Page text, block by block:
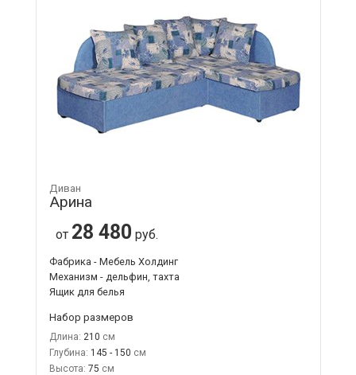
Диван
Арина
от 28 480 руб.
Фабрика - Мебель Холдинг
Механизм - дельфин, тахта
Ящик для белья
Набор размеров
Длина: 210
Глубина: 145 - 150
Высота: 75